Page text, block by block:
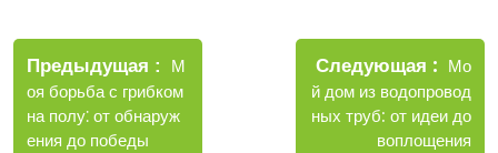
Навигация
по
записям
Предыдущая
Старые
записи
М
оя борьба с грибком
на полу⁚ от обнаруж
ения до победы
Следующая
Новые
записи
Мо
й дом из водопровод
ных труб: от идеи до
воплощения